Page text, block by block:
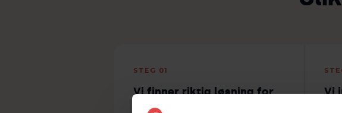
STEG 01
Vi finner riktig løsning for
dere
Vi